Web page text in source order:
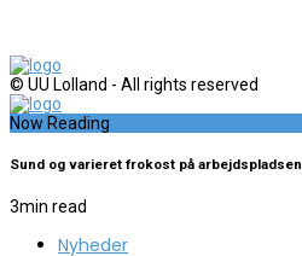
© UU Lolland - All rights reserved
Now Reading
Sund og varieret frokost på arbejdspladsen
3min read
Nyheder